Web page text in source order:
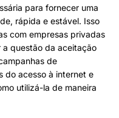
para fornecer uma
rápida e estável. Isso
com empresas privadas
questão da aceitação
de
do acesso à internet e
utilizá-la de maneira